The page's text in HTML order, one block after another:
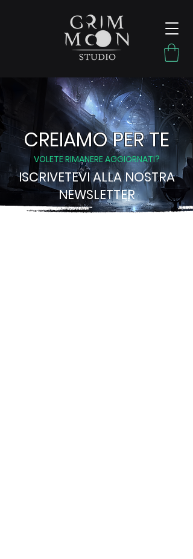
CREIAMO PER TE
VOLETE RIMANERE AGGIORNATI?
ISCRIVETEVI ALLA NOSTRA
NEWSLETTER